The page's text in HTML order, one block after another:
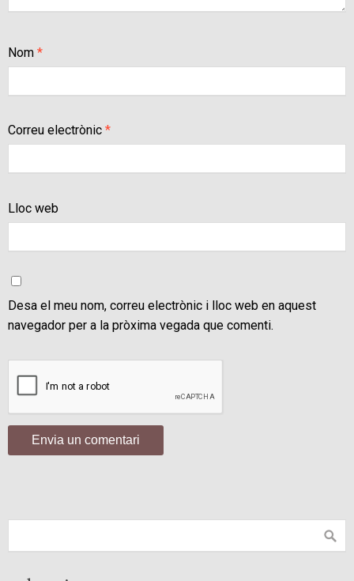
Nom *
Correu electrònic *
Lloc web
Desa el meu nom, correu electrònic i lloc web en aquest
navegador per a la pròxima vegada que comenti.